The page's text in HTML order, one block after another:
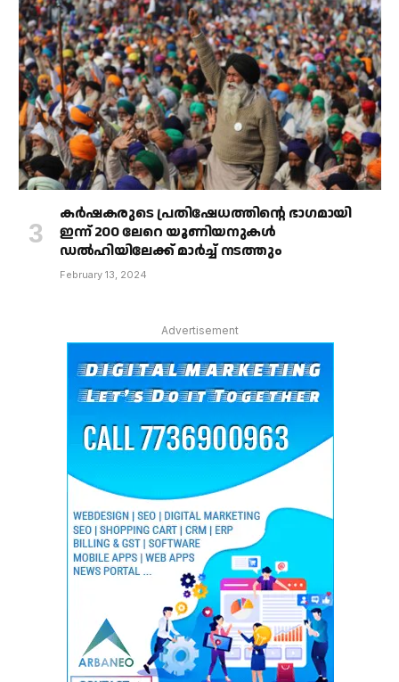
കർഷകരുടെ പ്രതിഷേധത്തിൻ്റെ ഭാഗമായി
ഇന്ന് 200 ലേറെ യൂണിയനുകൾ
ഡൽഹിയിലേക്ക് മാർച്ച് നടത്തും
February 13, 2024
Advertisement